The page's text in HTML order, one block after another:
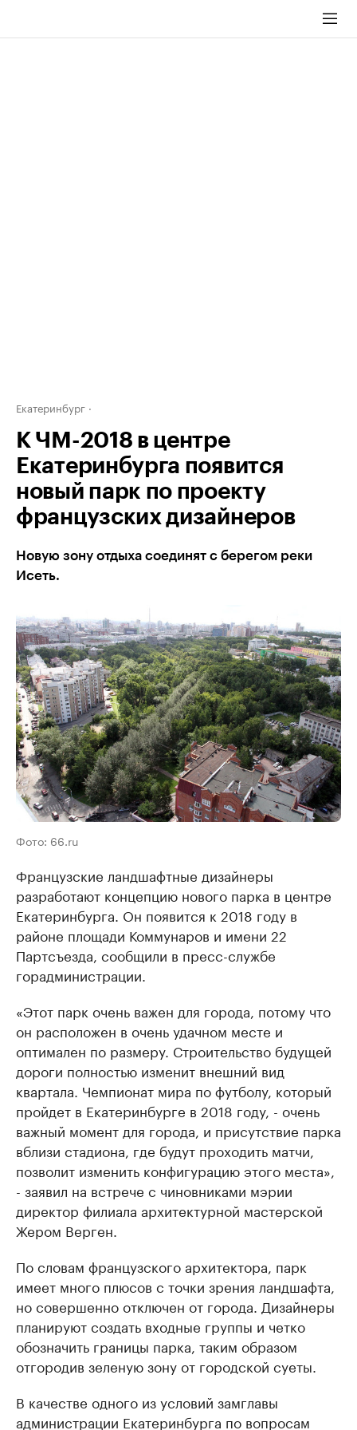
Екатеринбург
К ЧМ-2018 в центре
Екатеринбурга появится
новый парк по проекту
французских дизайнеров
Новую зону отдыха соединят с берегом реки
Исеть.
Фото: 66.ru
Французские ландшафтные дизайнеры
разработают концепцию нового парка в центре
Екатеринбурга. Он появится к 2018 году в
районе площади Коммунаров и имени 22
Партсъезда, сообщили в пресс-службе
горадминистрации.
«Этот парк очень важен для города, потому что
он расположен в очень удачном месте и
оптимален по размеру. Строительство будущей
дороги полностью изменит внешний вид
квартала. Чемпионат мира по футболу, который
пройдет в Екатеринбурге в 2018 году, - очень
важный момент для города, и присутствие парка
вблизи стадиона, где будут проходить матчи,
позволит изменить конфигурацию этого места»,
- заявил на встрече с чиновниками мэрии
директор филиала архитектурной мастерской
Жером Верген.
По словам французского архитектора, парк
имеет много плюсов с точки зрения ландшафта,
но совершенно отключен от города. Дизайнеры
планируют создать входные группы и четко
обозначить границы парка, таким образом
отгородив зеленую зону от городской суеты.
В качестве одного из условий замглавы
администрации Екатеринбурга по вопросам